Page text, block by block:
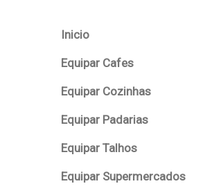
Inicio
Equipar Cafes
Equipar Cozinhas
Equipar Padarias
Equipar Talhos
Equipar Supermercados